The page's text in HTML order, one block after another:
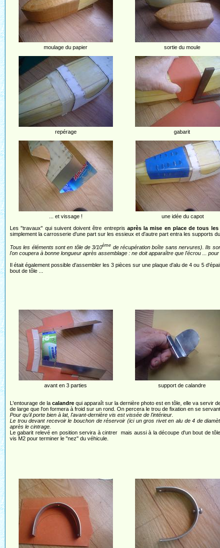
moulage du papier sortie du moule
repérage gabarit
... et vissage !
une idée du capot
Les "travaux" qui suivent doivent être entrepris après la mise en place de tous
simplement la carrosserie d'une part sur les essieux et d'autre part entra les supports
Tous les éléments sont en tôle de 3/10ème de récupération boîte sans nervures). Ils
l'on coupera à bonne longueur après assemblage : ne doit apparaître que l'écrou ... pour
Il était également possible d'assembler les 3 pièces sur une plaque d'alu de 4 ou 5
bout de tôle ...
avant en 3 parties support de calandre
L'entourage de la calandre qui apparaît sur la dernière photo est en tôle, elle va servir
de large que l'on formera à froid sur un rond. On percera le trou de fixation en se
Pour qu'il porte bien à lat, l'avant-dernière vis est vissée de l'intérieur.
Le trou devant recevoir le bouchon de réservoir (ici un gros rivet en alu de 4 de
après le cintrage.
Le gabarit relevé en position servira à cintrer mais aussi à la découpe d'un bout de
vis M2 pour terminer le "nez" du véhicule.